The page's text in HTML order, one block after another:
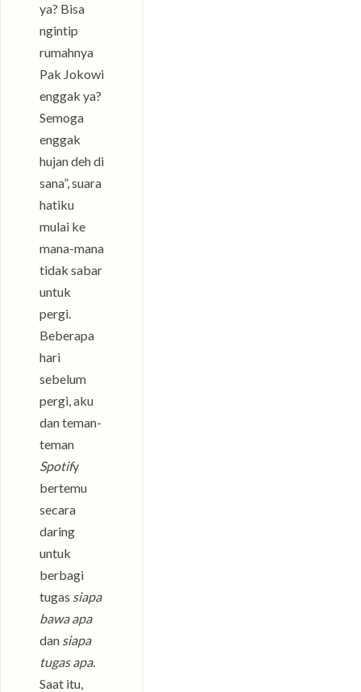
ya? Bisa
ngintip
rumahnya
Pak Jokowi
enggak ya?
Semoga
enggak
hujan deh di
sana”, suara
hatiku
mulai ke
mana-mana
tidak sabar
untuk
pergi.
Beberapa
hari
sebelum
pergi, aku
dan teman-
teman
Spotify
bertemu
secara
daring
untuk
berbagi
tugas siapa
bawa apa
dan siapa
tugas apa.
Saat itu,